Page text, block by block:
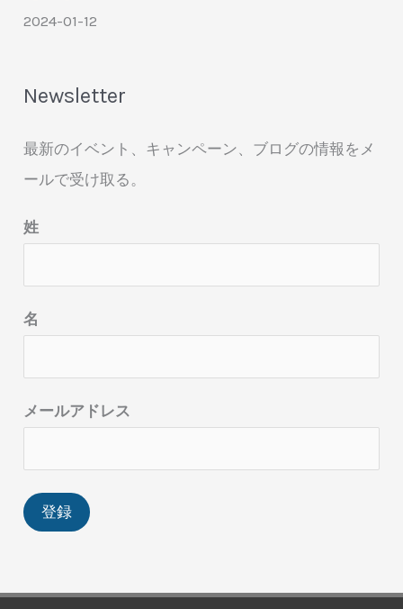
2024-01-12
Newsletter
最新のイベント、キャンペーン、ブログの情報をメ
ールで受け取る。
姓
名
メールアドレス